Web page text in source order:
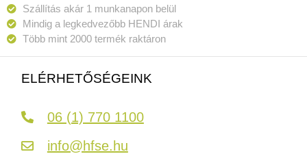
Szállítás akár 1 munkanapon belül
Mindig a legkedvezőbb HENDI árak
Több mint 2000 termék raktáron
ELÉRHETŐSÉGEINK
06 (1) 770 1100
info@hfse.hu